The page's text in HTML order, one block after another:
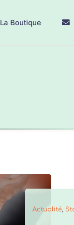
La Boutique
Actualité,